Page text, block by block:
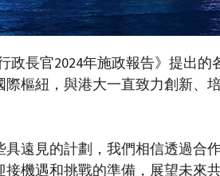
政長官2024年施政報告》提出的
樞紐，與港大一直致力創新、
遠見的計劃，我們相信透過合
機遇和挑戰的準備，展望未來